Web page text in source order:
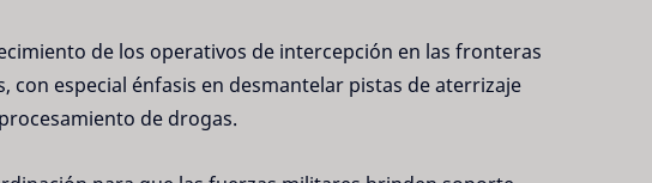
de los operativos de intercepción en las fronteras
con especial énfasis en desmantelar pistas de aterrizaje
de drogas.